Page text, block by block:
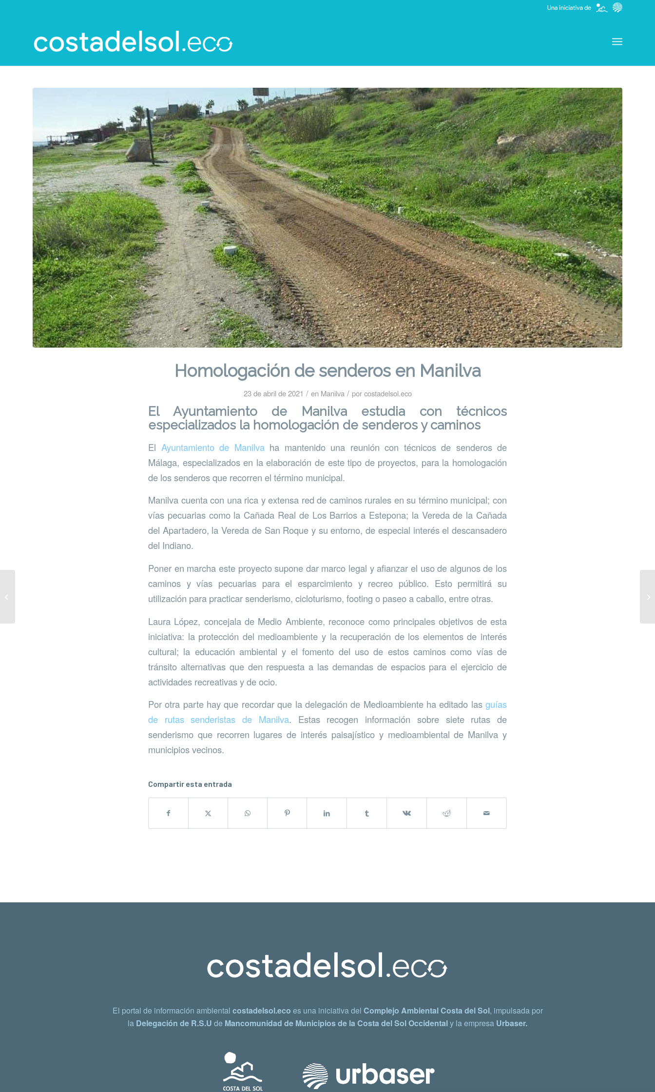
Homologación de senderos en Manilva
23 de abril de 2021 / en Manilva / porcostadelsol.eco
El Ayuntamiento de Manilva estudia con técnicos
especializados la homologación de senderos y caminos
El Ayuntamiento de Manilvaha mantenido una reunión con técnicos de senderos de
Málaga, especializados en la elaboración de este tipo de proyectos, para la homologación
de los senderos que recorren el término municipal.
Manilva cuenta con una rica y extensa red de caminos rurales en su término municipal; con
vías pecuarias como la Cañada Real de Los Barrios a Estepona; la Vereda de la Cañada
del Apartadero, la Vereda de San Roque y su entorno, de especial interés el descansadero
del Indiano.
Poner en marcha este proyecto supone dar marco legal y afianzar el uso de algunos de los
caminos y vías pecuarias para el esparcimiento y recreo público. Esto permitirá su
utilización para practicar senderismo, cicloturismo, footing o paseo a caballo, entre otras.
Laura López, concejala de Medio Ambiente, reconoce como principales objetivos de esta
iniciativa: la protección del medioambiente y la recuperación de los elementos de interés
cultural; la educación ambiental y el fomento del uso de estos caminos como vías de
tránsito alternativas que den respuesta a las demandas de espacios para el ejercicio de
actividades recreativas y de ocio.
Por otra parte hay que recordar que la delegación de Medioambiente ha editado lasguías
de rutas senderistas de Manilva. Estas recogen información sobre siete rutas de
senderismo que recorren lugares de interés paisajístico y medioambiental de Manilva y
municipios vecinos.
Compartir esta entrada
El portal de información ambiental costadelsol.eco es una iniciativa del Complejo Ambiental Costa del Sol, impulsada por
la Delegación de R.S.U de Mancomunidad de Municipios de la Costa del Sol Occidentaly la empresa Urbaser.